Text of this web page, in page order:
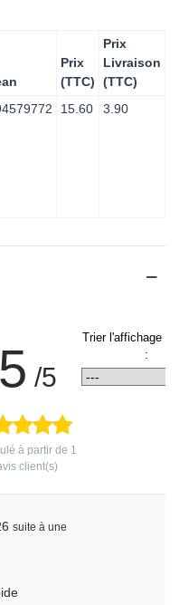
Prix
(TTC)
Prix
Livraison
(TTC)
15.60 3.90
5 /5
à partir de 1
client(s)
Trier l'affichage
:
suite à une